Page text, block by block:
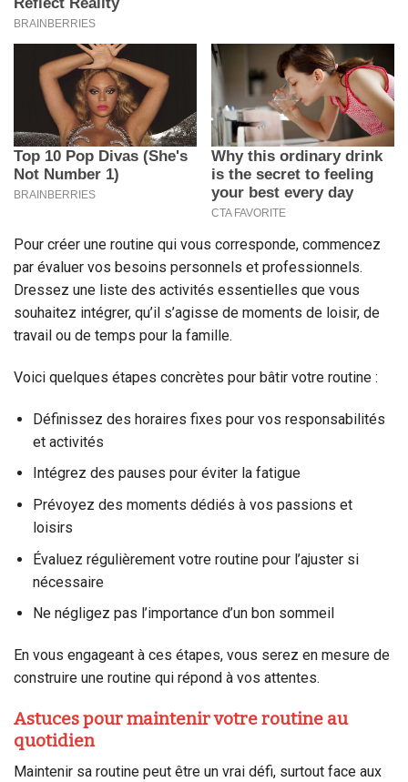
Pour créer une routine qui vous corresponde, commencez
par évaluer vos besoins personnels et professionnels.
Dressez une liste des activités essentielles que vous
souhaitez intégrer, qu’il s’agisse de moments de loisir, de
travail ou de temps pour la famille.
Voici quelques étapes concrètes pour bâtir votre routine :
Définissez des horaires fixes pour vos responsabilités
et activités
Intégrez des pauses pour éviter la fatigue
Prévoyez des moments dédiés à vos passions et
loisirs
Évaluez régulièrement votre routine pour l’ajuster si
nécessaire
Ne négligez pas l’importance d’un bon sommeil
En vous engageant à ces étapes, vous serez en mesure de
construire une routine qui répond à vos attentes.
Astuces pour maintenir votre routine au
quotidien
Maintenir sa routine peut être un vrai défi, surtout face aux